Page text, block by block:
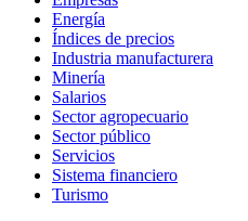
Energía
Índices de precios
Industria manufacturera
Minería
Salarios
Sector agropecuario
Sector público
Servicios
Sistema financiero
Turismo